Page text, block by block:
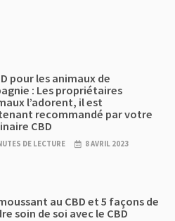
pour les animaux de
: Les propriétaires
l’adorent, il est
recommandé par votre
CBD
DE LECTURE 8 AVRIL 2023
au CBD et 5 façons de
soin de soi avec le CBD